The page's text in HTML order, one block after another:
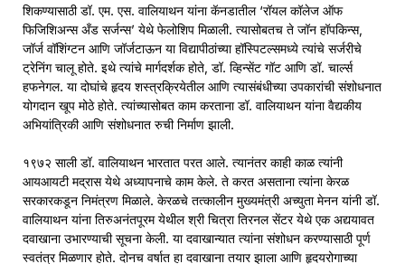
शिकण्यासाठी डॉ. एम. एस. वालियाथन यांना कॅनडातील ‘रॉयल कॉलेज ऑफ
फिजिशिअन्स अँड सर्जन्स’ येथे फेलोशिप मिळाली. त्यासोबतच ते जॉन हॉपकिन्स,
जॉर्ज वॉशिंग्टन आणि जॉर्जटाऊन या विद्यापीठांच्या हॉस्पिटल्समध्ये त्यांचे सर्जरीचे
ट्रेनिंग चालू होते. इथे त्यांचे मार्गदर्शक होते, डॉ. व्हिन्सेंट गॉट आणि डॉ. चार्ल्स
हफनेगल. या दोघांचे हृदय शस्त्रक्रियेतील आणि त्यासंबंधीच्या उपकारांची संशोधनात
योगदान खूप मोठे होते. त्यांच्यासोबत काम करताना डॉ. वालियाथन यांना वैद्यकीय
अभियांत्रिकी आणि संशोधनात रुची निर्माण झाली.
१९७२ साली डॉ. वालियाथन भारतात परत आले. त्यानंतर काही काळ त्यांनी
आयआयटी मद्रास येथे अध्यापनाचे काम केले. ते करत असताना त्यांना केरळ
सरकारकडून निमंत्रण मिळाले. केरळचे तत्कालीन मुख्यमंत्री अच्युता मेनन यांनी डॉ.
वालियाथन यांना तिरुअनंतपूरम येथील श्री चित्रा तिरनल सेंटर येथे एक अद्ययावत
दवाखाना उभारण्याची सूचना केली. या दवाखान्यात त्यांना संशोधन करण्यासाठी पूर्ण
स्वतंत्र मिळणार होते. दोनच वर्षात हा दवाखाना तयार झाला आणि हृदयरोगाच्या